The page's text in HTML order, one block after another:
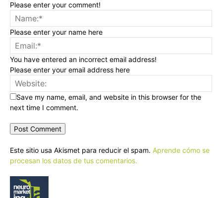
Please enter your comment!
Please enter your name here
You have entered an incorrect email address!
Please enter your email address here
Save my name, email, and website in this browser for the
next time I comment.
Este sitio usa Akismet para reducir el spam. Aprende cómo se
procesan los datos de tus comentarios.